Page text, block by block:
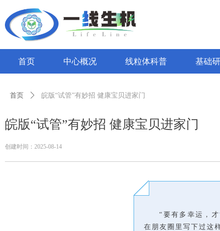
首页 中心概况 线粒体科普 基础
创建时间： 2025-08-14
“要有多幸运，
在朋友圈里写下过这
首页 ꄲ 皖版“试管”有妙招 健康宝贝进家门
皖版“试管”有妙招 健康宝贝进家门